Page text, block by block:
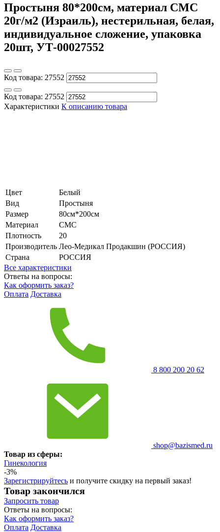
Простыня 80*200см, материал СМС
20г/м2 (Израиль), нестерильная, белая,
индивидуальное сложение, упаковка
20шт, УТ-00027552
Код товара: 27552
Код товара: 27552
Характеристики К описанию товара
Цвет
Белый
Вид
Простыня
Размер
80см*200см
Материал
СМС
Плотность
20
Производитель Лео-Медикал Продакшин (РОССИЯ)
Страна
РОССИЯ
Все характеристики
Ответы на вопросы:
Как оформить заказ?
Оплата Доставка
8 800 200 20 62
shop@bazismed.ru
Товар из сферы:
Гинекология
-3%
Зарегистрируйтесь и получите скидку на первый заказ!
Товар закончился
Запросить товар
Ответы на вопросы:
Как оформить заказ?
Оплата Доставка